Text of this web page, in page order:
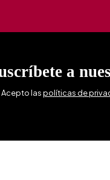
a
Acepto laspolíticas de